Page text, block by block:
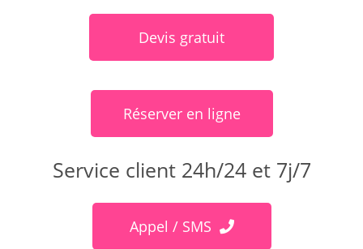
Devis gratuit
Réserver en ligne
Service client 24h/24 et 7j/7
Appel / SMS